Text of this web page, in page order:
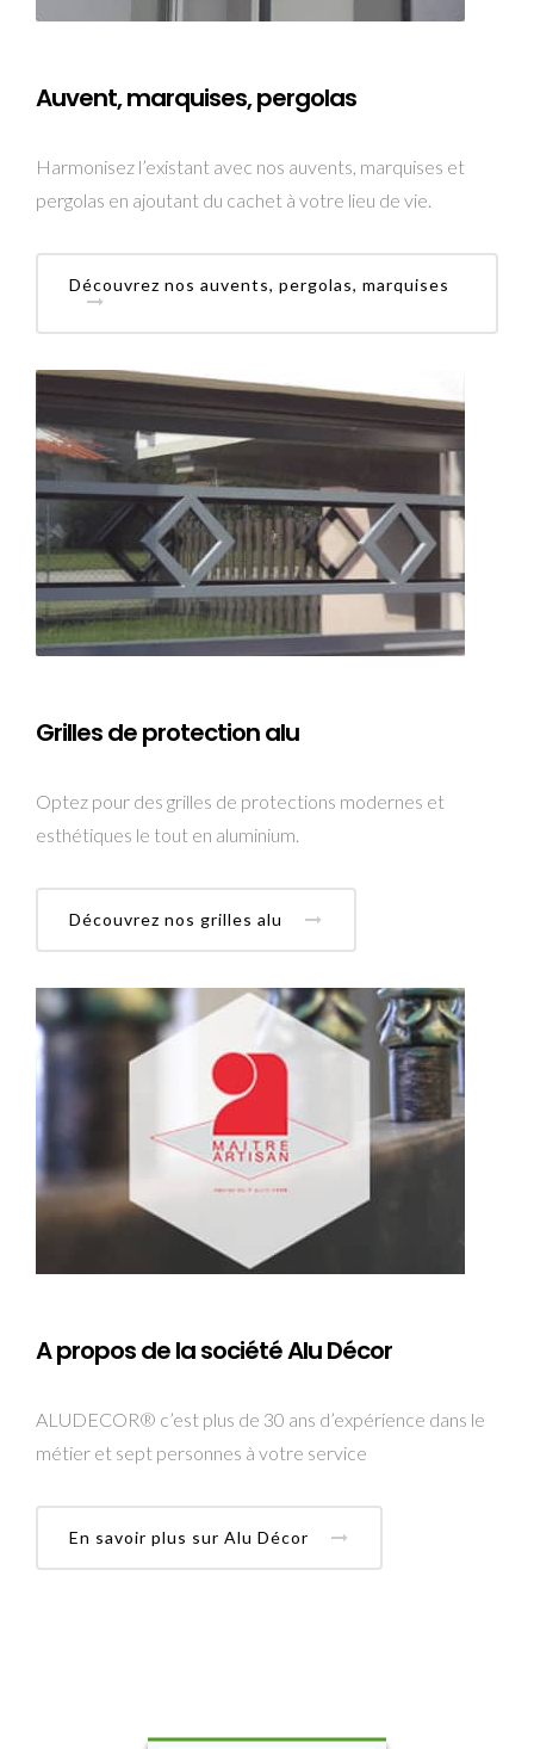
Auvent, marquises, pergolas
Harmonisez l’existant avec nos auvents, marquises et
pergolas en ajoutant du cachet à votre lieu de vie.
Découvrez nos auvents, pergolas, marquises
Grilles de protection alu
Optez pour des grilles de protections modernes et
esthétiques le tout en aluminium.
Découvrez nos grilles alu
A propos de la société Alu Décor
ALUDECOR® c’est plus de 30 ans d’expérience dans le
métier et sept personnes à votre service
En savoir plus sur Alu Décor